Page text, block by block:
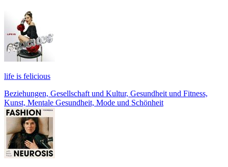
life is felicious
Beziehungen, Gesellschaft und Kultur, Gesundheit und Fitness,
Kunst, Mentale Gesundheit, Mode und Schönheit